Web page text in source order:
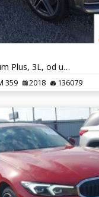
2018r., 3.0t Premium Plus, 3L, od ubezpieczalni
359 2018 136079